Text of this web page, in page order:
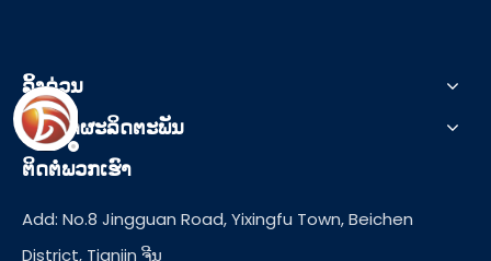
ລິ້ງດ່ວນ
ປະເພດຜະລິດຕະພັນ
ຕິດຕໍ່ພວກເຮົາ
Add: No.8 Jingguan Road, Yixingfu Town, Beichen
District, Tianjin ຈີນ